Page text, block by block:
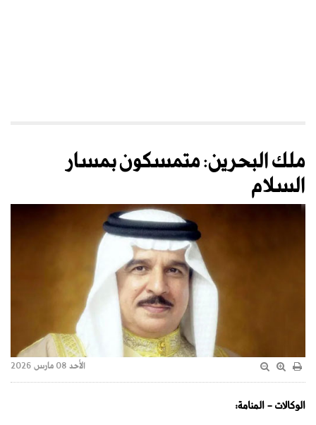
ملك البحرين: متمسكون بمسار
السلام
الأحد 08 مارس 2026
الوكالات - المنامة: